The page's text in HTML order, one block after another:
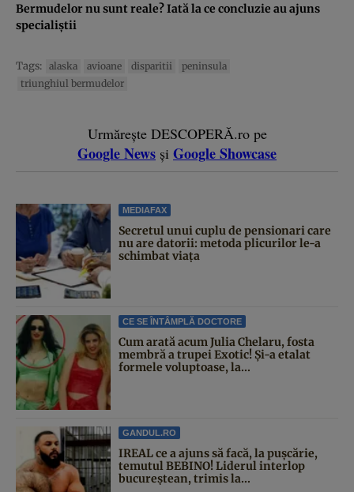
Bermudelor nu sunt reale? Iată la ce concluzie au ajuns
specialiştii
Tags: alaska avioane disparitii
peninsula
triunghiul bermudelor
Urmărește DESCOPERĂ.ro pe
Google News și Google Showcase
MEDIAFAX
Secretul unui cuplu de pensionari care
nu are datorii: metoda plicurilor le-a
schimbat viața
CE SE ÎNTÂMPLĂ DOCTORE
Cum arată acum Julia Chelaru, fosta
membră a trupei Exotic! Și-a etalat
formele voluptoase, la...
GANDUL.RO
IREAL ce a ajuns să facă, la pușcărie,
temutul BEBINO! Liderul interlop
bucureștean, trimis la...